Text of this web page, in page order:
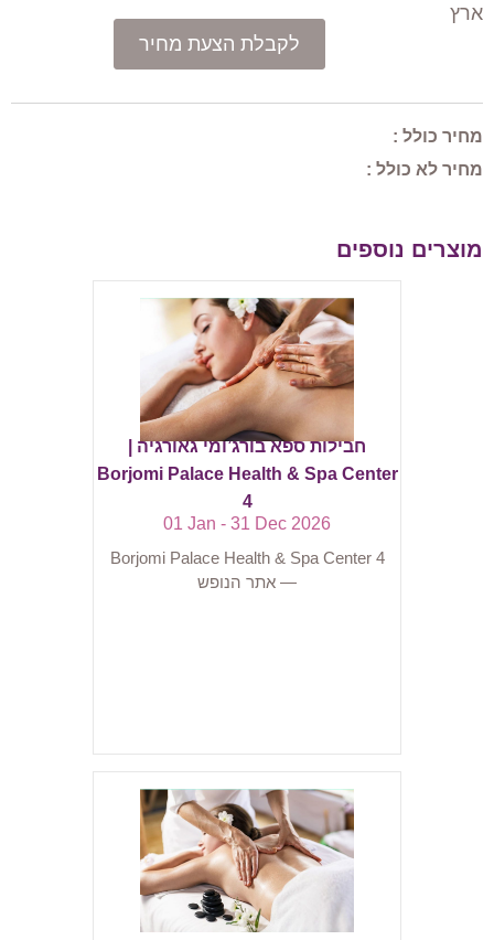
ארץ
לקבלת הצעת מחיר
מחיר כולל :
מחיר לא כולל :
מוצרים נוספים
חבילות ספא בורג’ומי גאורגיה |
Borjomi Palace Health & Spa Center
4
01 Jan - 31 Dec 2026
Borjomi Palace Health & Spa Center 4
— אתר הנופש